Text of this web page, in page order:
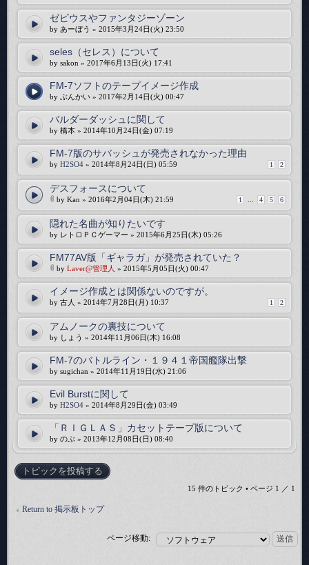
ゼビウスやファンタジーゾーン
by あーぼう » 2015年3月24日(火) 23:50
seles（セレス）について
by sakon » 2017年6月13日(火) 17:41
FM-7ソフトのテープイメージ作成
by ぶんかい » 2017年2月14日(火) 00:47
バルダーダッシュに関して
by 橋本 » 2014年10月24日(金) 07:19
FM-7版のサバッシュが発売されなかった理由
1 2
by H2SO4 » 2014年8月24日(日) 05:59
デスフォースについて
1 4 5 6
by Kan » 2016年2月04日(木) 21:59
隠れた名曲が知りたいです
by レトロＰＣゲーマー » 2015年6月25日(木) 05:26
FM77AV版「ギャラガ」が発売されていた？
by Laver@管理人 » 2015年5月05日(火) 00:47
イメージ作成とは関係ないのですが。
1 2
by 古人 » 2014年7月28日(月) 10:37
アムノークの裏技について
by しょう » 2014年11月06日(木) 16:08
FM-7のバトルライン・１９４１帝国艦隊出撃
by sugichan » 2014年11月19日(水) 21:06
Evil Burstに関して
by H2SO4 » 2014年8月29日(金) 03:49
「ＲＩＧＬＡＳ」カセットテープ版について
by のぶ » 2013年12月08日(日) 08:40
トピックを投稿する
15 件のトピック • ページ 1 ／ 1
Return to 掲示板トップ
ページ移動: